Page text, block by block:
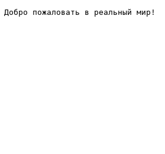
пожаловать в реальный мир!